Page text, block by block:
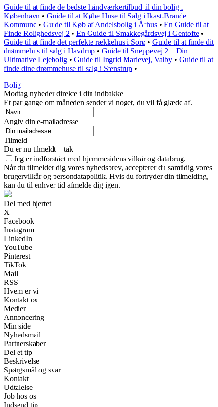
Guide til at finde de bedste håndværkertilbud til din bolig i
København • Guide til at Købe Huse til Salg i Ikast-Brande
Kommune • Guide til Køb af Andelsbolig i Århus • En Guide til at
Finde Rolighedsvej 2 • En Guide til Smakkegårdsvej i Gentofte •
Guide til at finde det perfekte rækkehus i Sorø • Guide til at finde dit
drømmehus til salg i Havdrup • Guide til Sneppevej 2 – Din
Ultimative Lejebolig • Guide til Ingrid Marievej, Valby • Guide til at
finde dine drømmehuse til salg i Stenstrup •
Bolig
Modtag nyheder direkte i din indbakke
Et par gange om måneden sender vi noget, du vil få glæde af.
Angiv din e-mailadresse
Tilmeld
Du er nu tilmeldt – tak
Jeg er indforstået med hjemmesidens vilkår og databrug.
Når du tilmelder dig vores nyhedsbrev, accepterer du samtidig vores
brugervilkår og persondatapolitik. Hvis du fortryder din tilmelding,
kan du til enhver tid afmelde dig igen.
Del med hjertet
X
Facebook
Instagram
LinkedIn
YouTube
Pinterest
TikTok
Mail
RSS
Hvem er vi
Kontakt os
Medier
Annoncering
Min side
Nyhedsmail
Partnerskaber
Del et tip
Beskrivelse
Spørgsmål og svar
Kontakt
Udtalelse
Job hos os
Indsend tip